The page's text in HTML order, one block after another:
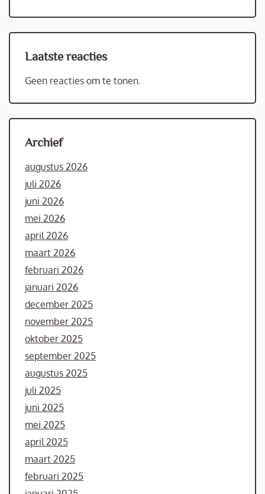
Laatste reacties
Geen reacties om te tonen.
Archief
augustus 2026
juli 2026
juni 2026
mei 2026
april 2026
maart 2026
februari 2026
januari 2026
december 2025
november 2025
oktober 2025
september 2025
augustus 2025
juli 2025
juni 2025
mei 2025
april 2025
maart 2025
februari 2025